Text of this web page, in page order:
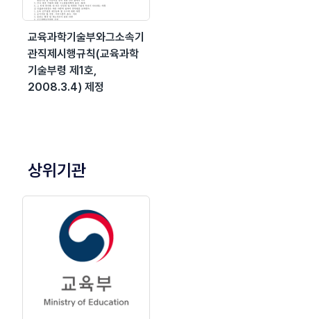
교육과학기술부와그소속기
관직제시행규칙(교육과학
기술부령 제1호,
2008.3.4) 제정
상위기관